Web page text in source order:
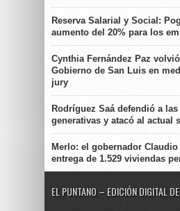
Reserva Salarial y Social:
aumento del 20% para los
Cynthia Fernández Paz
Gobierno de San Luis en
jury
Rodríguez Saá defendió a
generativas y atacó al actual
Merlo: el gobernador
entrega de 1.529 viviendas
EL PUNTANO – EDICIÓN DIGITAL